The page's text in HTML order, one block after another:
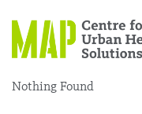
content
Nothing Found